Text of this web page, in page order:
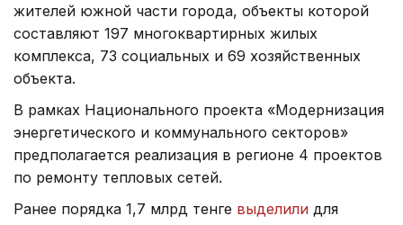
жителей южной части города, объекты которой
составляют 197 многоквартирных жилых
комплекса, 73 социальных и 69 хозяйственных
объекта.
В рамках Национального проекта «Модернизация
энергетического и коммунального секторов»
предполагается реализация в регионе 4 проектов
по ремонту тепловых сетей.
Ранее порядка 1,7 млрд тенге выделили для